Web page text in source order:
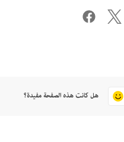
هل كانت هذه الصفحة مفيدة؟